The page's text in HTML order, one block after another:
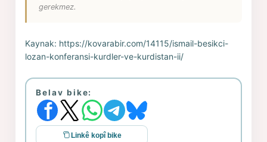
gerekmez.
Kaynak: https://kovarabir.com/14115/ismail-besikci-
lozan-konferansi-kurdler-ve-kurdistan-ii/
Belav bike:
Linkê kopî bike